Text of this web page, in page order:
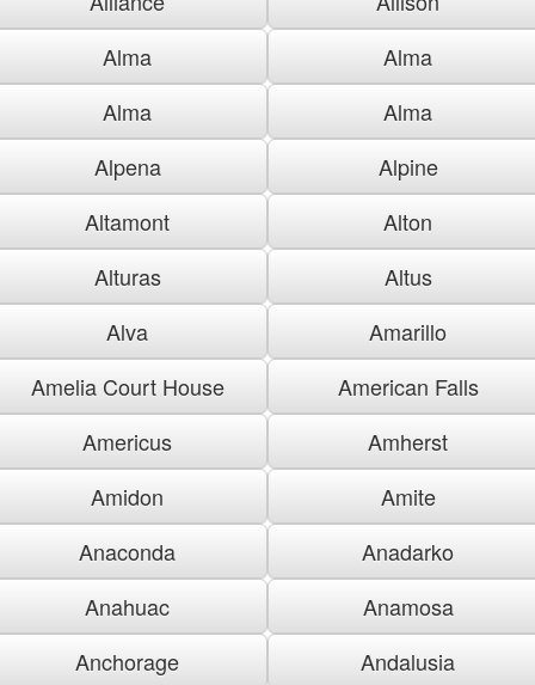
Alma
Alma
Alma
Alma
Alpena
Alpine
Altamont
Alton
Alturas
Altus
Alva
Amarillo
Amelia Court House
American Falls
Americus
Amherst
Amidon
Amite
Anaconda
Anadarko
Anahuac
Anamosa
Anchorage
Andalusia